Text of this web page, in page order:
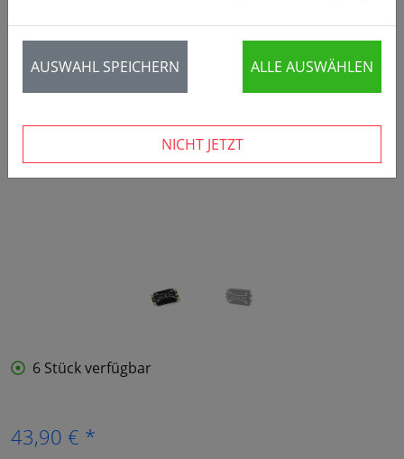
‹ ›
6 Stück verfügbar
43,90 € *
AUSWAHL SPEICHERN ALLE AUSWÄHLEN
NICHT JETZT